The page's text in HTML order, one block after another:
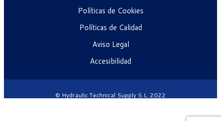
Políticas de Cookies
Políticas de Calidad
Aviso Legal
Accesibilidad
© Hydraulic Technical Supply S.L. 2022